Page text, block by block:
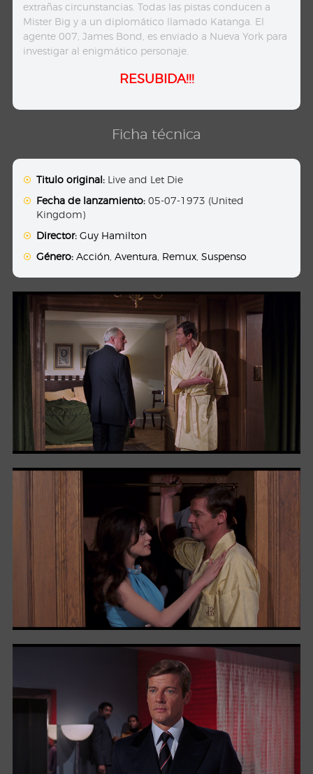
extrañas circunstancias. Todas las pistas conducen a
Mister Big y a un diplomático llamado Katanga. El
agente 007, James Bond, es enviado a Nueva York para
investigar al enigmático personaje.
RESUBIDA!!!
Ficha técnica
Titulo original: Live and Let Die
Fecha de lanzamiento: 05-07-1973 (United
Kingdom)
Director: Guy Hamilton
Género: Acción,Aventura, Remux,Suspenso